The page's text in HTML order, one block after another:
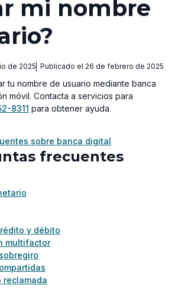
mi nombre
de 2025 Publicado el 26 de febrero de 2025
tu nombre de usuario mediante banca
móvil. Contacta a servicios para
8311 para obtener ayuda.
sobre banca digital
frecuentes
y débito
multifactor
reclamada